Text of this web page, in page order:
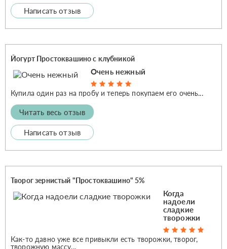
Написать отзыв
Йогурт Простоквашино с клубникой
Очень нежный
Купила один раз на пробу и теперь покупаем его очень...
Читать весь отзыв
Написать отзыв
Творог зернистый "Простоквашино" 5%
Когда
надоели
сладкие
творожки
Как-то давно уже все привыкли есть творожки, творог,
творожную массу...